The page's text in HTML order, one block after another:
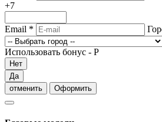
+7
Email *
Использовать бонус - Р
Нет
Да
отменить
Оформить